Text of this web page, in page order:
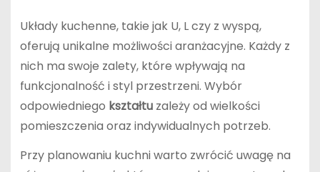
Układy kuchenne, takie jak U, L czy z wyspą,
oferują unikalne możliwości aranżacyjne. Każdy z
nich ma swoje zalety, które wpływają na
funkcjonalność i styl przestrzeni. Wybór
odpowiedniego kształtuzależy od wielkości
pomieszczenia oraz indywidualnych potrzeb.
Przy planowaniu kuchni warto zwrócić uwagę na